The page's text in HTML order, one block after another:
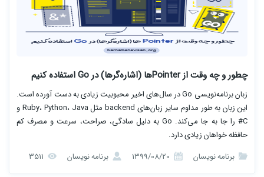
چطور و چه وقت از Pointerها (اشاره‌گرها) در Go استفاده کنیم
زبان برنامه‌نویسی Go در سال‌های اخیر محبوبیت زیادی به دست آورده است.
این زبان به طور مداوم سایر زبان‌های backend مثل Ruby، Python، Java و
C# را جا به جا می‌کند. Go به دلیل سادگی، صراحت، سرعت و مصرف کم
حافظه خواهان زیادی دارد.
برنامه نویسان
برنامه نویسان